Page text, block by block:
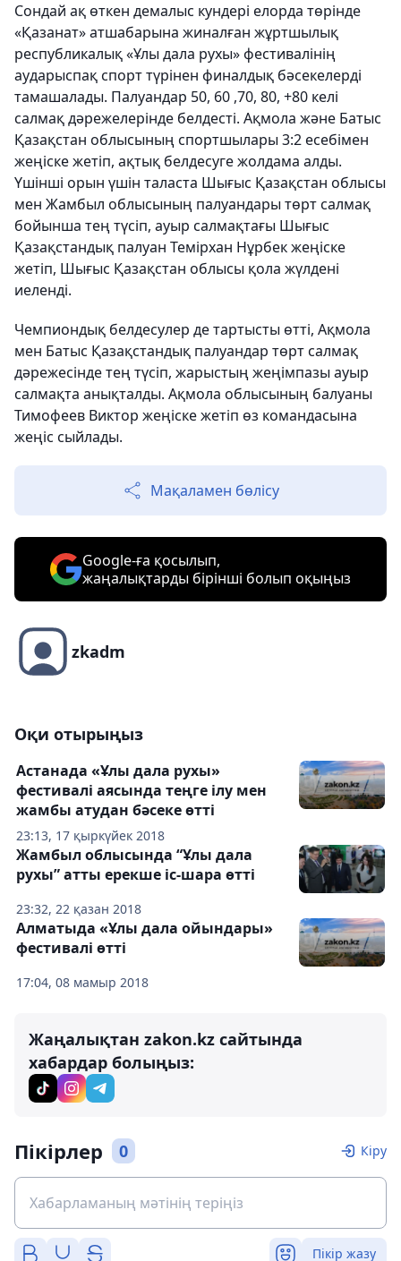
Сондай ақ өткен демалыс кундері елорда төрінде
«Қазанат» атшабарына жиналған жұртшылық
республикалық «Ұлы дала рухы» фестивалінің
аударыспақ спорт түрінен финалдық бәсекелерді
тамашалады. Палуандар 50, 60 ,70, 80, +80 келі
салмақ дәрежелерінде белдесті. Ақмола және Батыс
Қазақстан облысының спортшылары 3:2 есебімен
жеңіске жетіп, ақтық белдесуге жолдама алды.
Үшінші орын үшін таласта Шығыс Қазақстан облысы
мен Жамбыл облысының палуандары төрт салмақ
бойынша тең түсіп, ауыр салмақтағы Шығыс
Қазақстандық палуан Темірхан Нұрбек жеңіске
жетіп, Шығыс Қазақстан облысы қола жүлдені
иеленді.
Чемпиондық белдесулер де тартысты өтті, Ақмола
мен Батыс Қазақстандық палуандар төрт салмақ
дәрежесінде тең түсіп, жарыстың жеңімпазы ауыр
салмақта анықталды. Ақмола облысының балуаны
Тимофеев Виктор жеңіске жетіп өз командасына
жеңіс сыйлады.
Мақаламен бөлісу
Google-ға қосылып,
жаңалықтарды бірінші болып оқыңыз
zkadm
Оқи отырыңыз
23:13, 17 қыркүйек 2018
Астанада «Ұлы дала рухы»
фестивалі аясында теңге ілу мен
жамбы атудан бәсеке өтті
23:32, 22 қазан 2018
Жамбыл облысында “Ұлы дала
рухы” атты ерекше іс-шара өтті
17:04, 08 мамыр 2018
Алматыда «Ұлы дала ойындары»
фестивалі өтті
Жаңалықтан zakon.kz сайтында
хабардар болыңыз:
Пікірлер 0 Кіру
Пікір жазу